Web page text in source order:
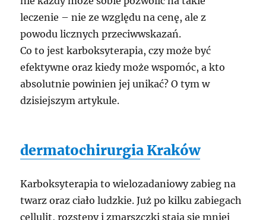
leczenie – nie ze względu na cenę, ale z
powodu licznych przeciwwskazań.
Co to jest karboksyterapia, czy może być
efektywne oraz kiedy może wspomóc, a kto
absolutnie powinien jej unikać? O tym w
dzisiejszym artykule.
dermatochirurgia Kraków
Karboksyterapia to wielozadaniowy zabieg na
twarz oraz ciało ludzkie. Już po kilku zabiegach
cellulit, rozstępy i zmarszczki stają się mniej